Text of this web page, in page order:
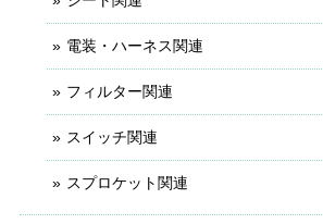
電装・ハーネス関連
フィルター関連
スイッチ関連
スプロケット関連